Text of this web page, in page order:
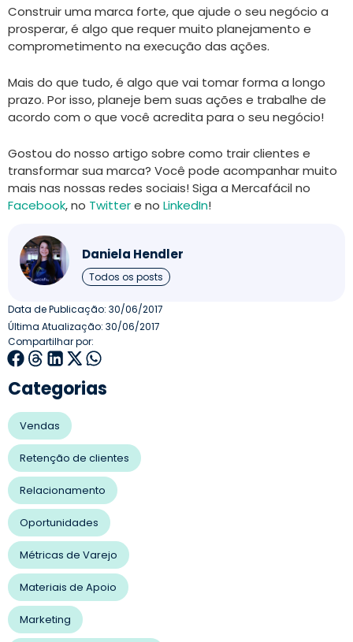
Construir uma marca forte, que ajude o seu negócio a
prosperar, é algo que requer muito planejamento e
comprometimento na execução das ações.
Mais do que tudo, é algo que vai tomar forma a longo
prazo. Por isso, planeje bem suas ações e trabalhe de
acordo com o que você acredita para o seu negócio!
Gostou do nosso artigo sobre como trair clientes e
transformar sua marca? Você pode acompanhar muito
mais nas nossas redes sociais! Siga a Mercafácil no
Facebook, no Twittere no LinkedIn!
Daniela Hendler
Todos os posts
Data de Publicação: 30/06/2017
Última Atualização: 30/06/2017
Compartilhar por:
Categorias
Vendas
Retenção de clientes
Relacionamento
Oportunidades
Métricas de Varejo
Materiais de Apoio
Marketing